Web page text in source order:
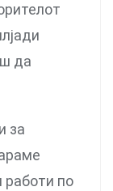
да
за
работи по